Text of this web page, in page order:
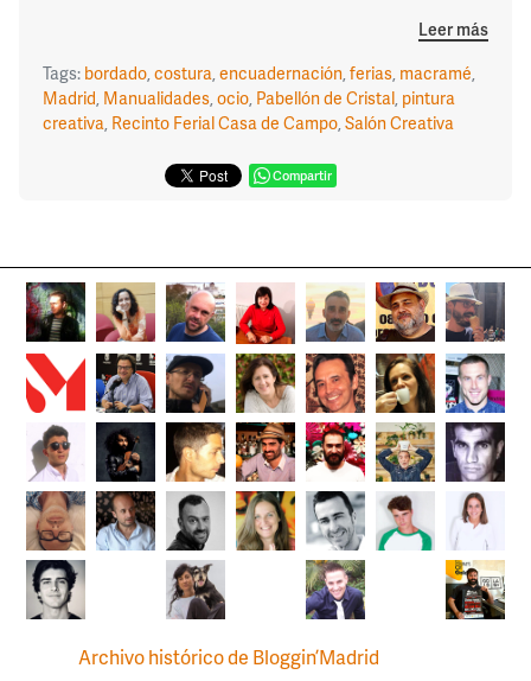
Leer más
Tags: bordado,costura,encuadernación,ferias, macramé,
Madrid, Manualidades,ocio, Pabellón de Cristal, pintura
creativa, Recinto Ferial Casa de Campo,Salón Creativa
Compartir
Archivo histórico de Bloggin’Madrid